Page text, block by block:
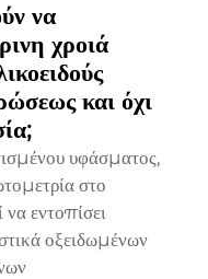
να
χροιά
και όχι
υφάσματος,
στο
εντοπίσει
οξειδωμένων